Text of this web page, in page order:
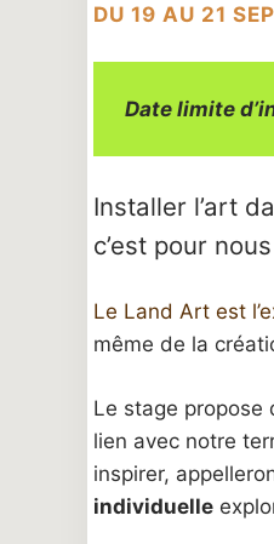
DU 19 AU 21
Date limite
Installer l’art
c’est pour
Le Land Art est
même de la
Le stage propose
lien avec notre
inspirer,
individuelle